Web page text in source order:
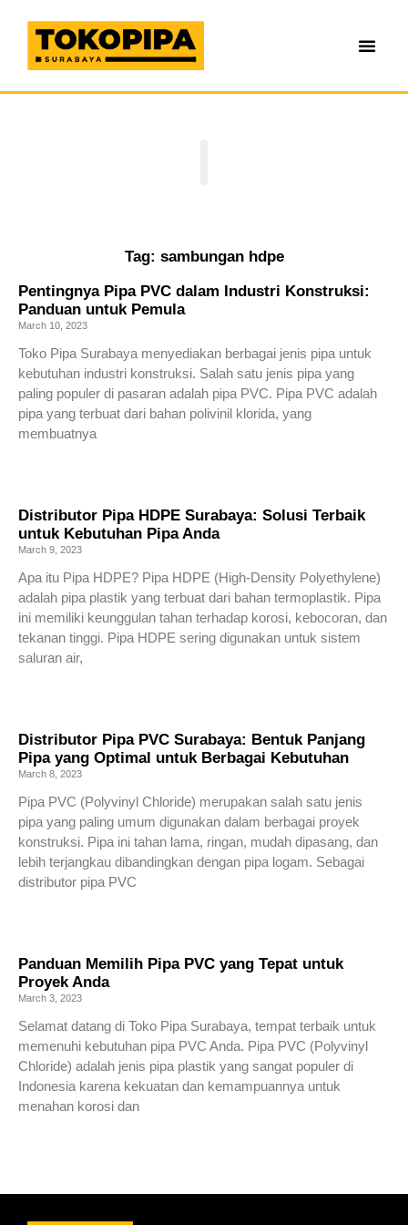
Tag: sambungan hdpe
Pentingnya Pipa PVC dalam Industri Konstruksi:
Panduan untuk Pemula
March 10, 2023
Toko Pipa Surabaya menyediakan berbagai jenis pipa untuk
kebutuhan industri konstruksi. Salah satu jenis pipa yang
paling populer di pasaran adalah pipa PVC. Pipa PVC adalah
pipa yang terbuat dari bahan polivinil klorida, yang
membuatnya
Distributor Pipa HDPE Surabaya: Solusi Terbaik
untuk Kebutuhan Pipa Anda
March 9, 2023
Apa itu Pipa HDPE? Pipa HDPE (High-Density Polyethylene)
adalah pipa plastik yang terbuat dari bahan termoplastik. Pipa
ini memiliki keunggulan tahan terhadap korosi, kebocoran, dan
tekanan tinggi. Pipa HDPE sering digunakan untuk sistem
saluran air,
Distributor Pipa PVC Surabaya: Bentuk Panjang
Pipa yang Optimal untuk Berbagai Kebutuhan
March 8, 2023
Pipa PVC (Polyvinyl Chloride) merupakan salah satu jenis
pipa yang paling umum digunakan dalam berbagai proyek
konstruksi. Pipa ini tahan lama, ringan, mudah dipasang, dan
lebih terjangkau dibandingkan dengan pipa logam. Sebagai
distributor pipa PVC
Panduan Memilih Pipa PVC yang Tepat untuk
Proyek Anda
March 3, 2023
Selamat datang di Toko Pipa Surabaya, tempat terbaik untuk
memenuhi kebutuhan pipa PVC Anda. Pipa PVC (Polyvinyl
Chloride) adalah jenis pipa plastik yang sangat populer di
Indonesia karena kekuatan dan kemampuannya untuk
menahan korosi dan